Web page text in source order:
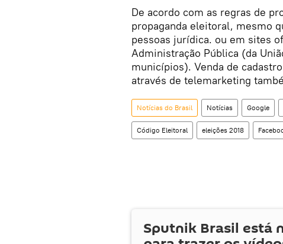
De acordo com as regras de
propaganda eleitoral, mesmo
pessoas jurídica. ou em sites
Administração Pública (da
municípios). Venda de
através de telemarketing
Notícias do Brasil Notícias Google
Código Eleitoral eleições 2018
Sputnik Brasil está